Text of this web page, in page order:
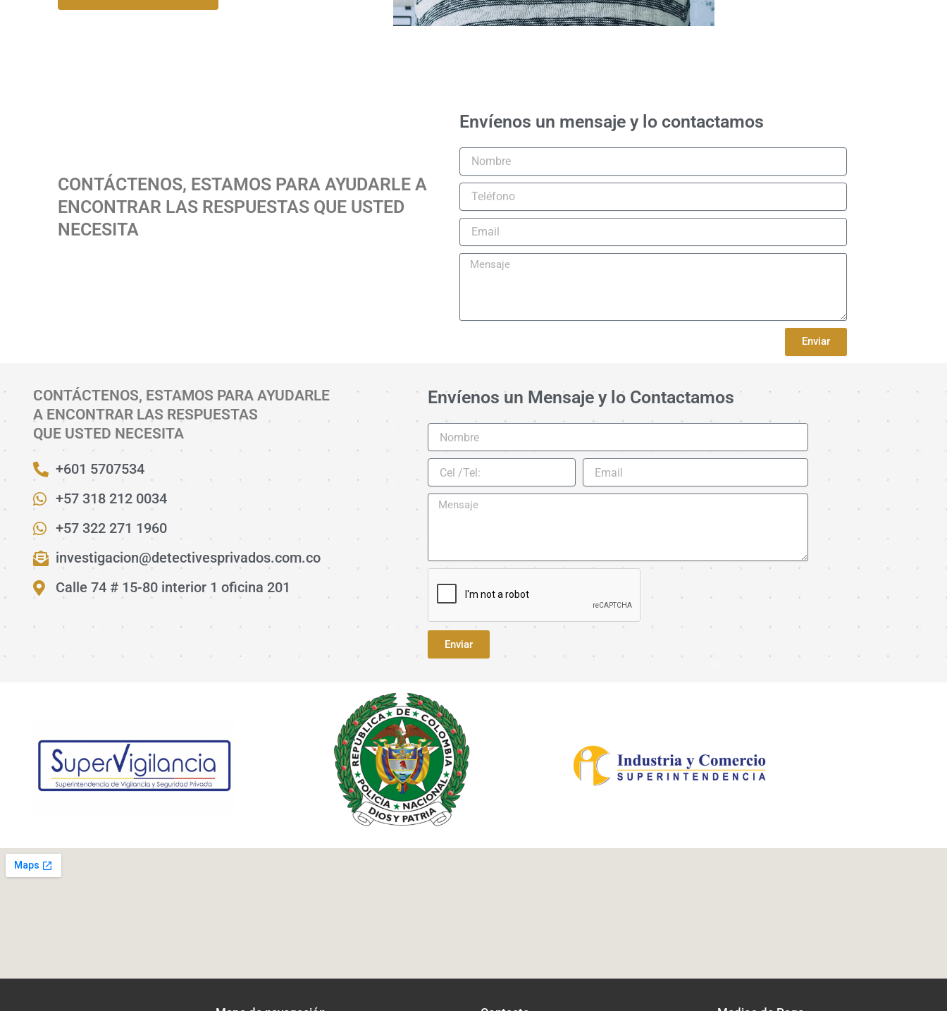
CONTÁCTENOS, ESTAMOS PARA AYUDARLE A
ENCONTRAR LAS RESPUESTAS QUE USTED
NECESITA
Envíenos un mensaje y lo contactamos
Enviar
CONTÁCTENOS, ESTAMOS PARA AYUDARLE
A ENCONTRAR LAS RESPUESTAS
QUE USTED NECESITA
+601 5707534
+57 318 212 0034
+57 322 271 1960
investigacion@detectivesprivados.com.co
Calle 74 # 15-80 interior 1 oficina 201
Envíenos un Mensaje y lo Contactamos
Nombre
Cel
/Tel:
Email
Enviar